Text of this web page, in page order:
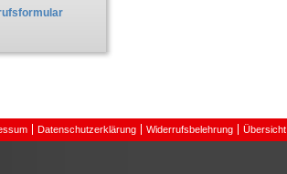
Datenschutzerklärung Widerrufsbelehrung